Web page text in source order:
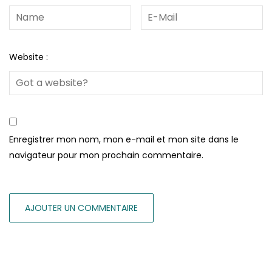
Website :
Enregistrer mon nom, mon e-mail et mon site dans le
navigateur pour mon prochain commentaire.